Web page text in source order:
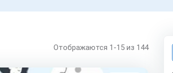
Отображаются 1-15 из 144